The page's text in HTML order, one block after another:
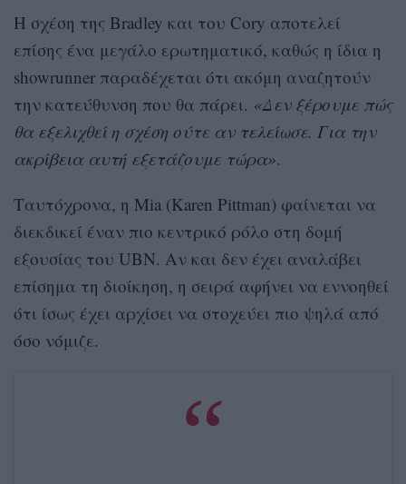
Η σχέση της Bradley και του Cory αποτελεί
επίσης ένα μεγάλο ερωτηματικό, καθώς η ίδια η
showrunner παραδέχεται ότι ακόμη αναζητούν
την κατεύθυνση που θα πάρει. «Δεν ξέρουμε πώς
θα εξελιχθεί η σχέση ούτε αν τελείωσε. Για την
ακρίβεια αυτή εξετάζουμε τώρα».
Ταυτόχρονα, η Mia (Karen Pittman) φαίνεται να
διεκδικεί έναν πιο κεντρικό ρόλο στη δομή
εξουσίας του UBN. Αν και δεν έχει αναλάβει
επίσημα τη διοίκηση, η σειρά αφήνει να εννοηθεί
ότι ίσως έχει αρχίσει να στοχεύει πιο ψηλά από
όσο νόμιζε.